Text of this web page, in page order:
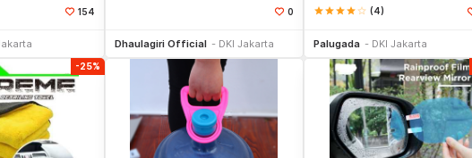
154 0
Dhaulagiri Official DKI Jakarta
starstarstarstarstar_border (4)
Palugada DKI Jakarta
-25%